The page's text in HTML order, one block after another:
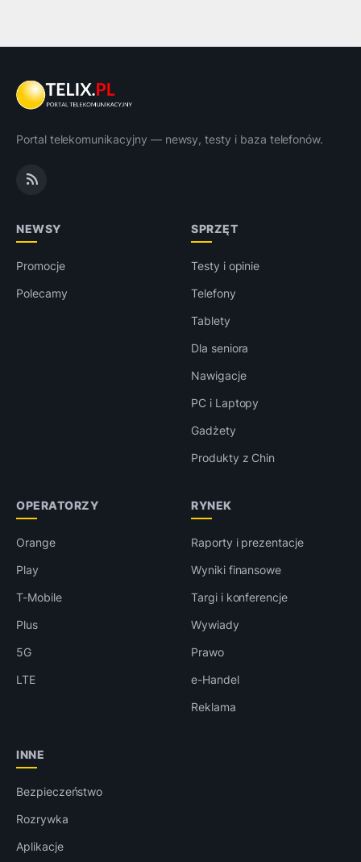
Portal telekomunikacyjny — newsy, testy i baza telefonów.
NEWSY
Promocje
Polecamy
SPRZĘT
Testy i opinie
Telefony
Tablety
Dla seniora
Nawigacje
PC i Laptopy
Gadżety
Produkty z Chin
OPERATORZY
Orange
Play
T-Mobile
Plus
5G
LTE
RYNEK
Raporty i prezentacje
Wyniki finansowe
Targi i konferencje
Wywiady
Prawo
e-Handel
Reklama
INNE
Bezpieczeństwo
Rozrywka
Aplikacje